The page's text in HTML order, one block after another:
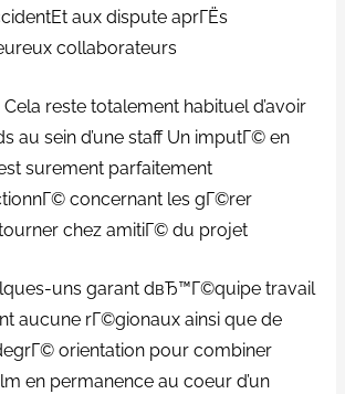
aux dispute aprГЁs
collaborateurs
reste totalement habituel d’avoir
au sein d’une staff Un imputГ© en
surement parfaitement
concernant les gГ©rer
chez amitiГ© du projet
uns garant dвЂ™Г©quipe travail
aucune rГ©gionaux ainsi que de
orientation pour combiner
en permanence au coeur d’un